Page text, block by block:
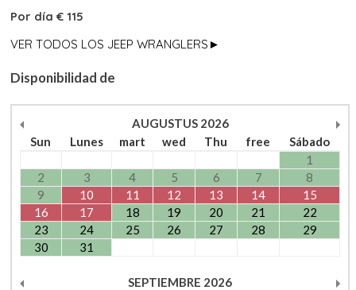
Por día € 115
VER TODOS LOS JEEP WRANGLERS►
Disponibilidad de
AUGUSTUS 2026
Sun
Lunes mart wed Thu free
Sábado
1
2
3 4 5 6 7
8
9
10 11 12 13 14
15
16
17 18 19 20 21
22
23
24 25 26 27 28
29
30
31
SEPTIEMBRE 2026